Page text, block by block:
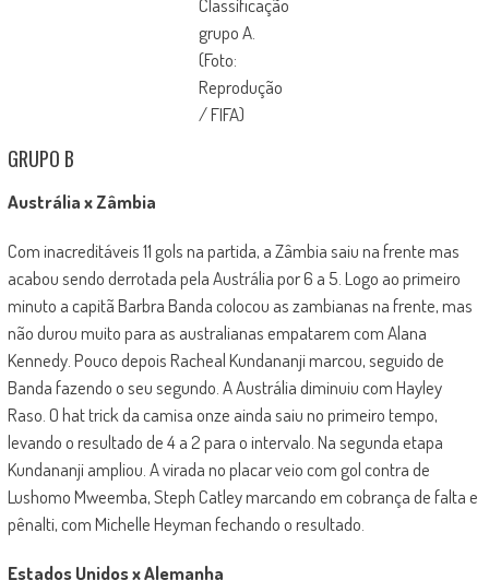
Classificação
grupo A.
(Foto:
Reprodução
/ FIFA)
GRUPO B
Austrália x Zâmbia
Com inacreditáveis 11 gols na partida, a Zâmbia saiu na frente mas
acabou sendo derrotada pela Austrália por 6 a 5. Logo ao primeiro
minuto a capitã Barbra Banda colocou as zambianas na frente, mas
não durou muito para as australianas empatarem com Alana
Kennedy. Pouco depois Racheal Kundananji marcou, seguido de
Banda fazendo o seu segundo. A Austrália diminuiu com Hayley
Raso. O hat trick da camisa onze ainda saiu no primeiro tempo,
levando o resultado de 4 a 2 para o intervalo. Na segunda etapa
Kundananji ampliou. A virada no placar veio com gol contra de
Lushomo Mweemba, Steph Catley marcando em cobrança de falta e
pênalti, com Michelle Heyman fechando o resultado.
Estados Unidos x Alemanha